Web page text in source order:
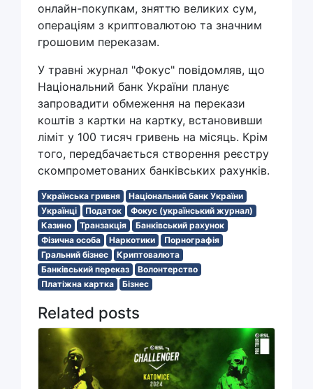
онлайн-покупкам, зняттю великих сум,
операціям з криптовалютою та значним
грошовим переказам.
У травні журнал "Фокус" повідомляв, що
Національний банк України планує
запровадити обмеження на перекази
коштів з картки на картку, встановивши
ліміт у 100 тисяч гривень на місяць. Крім
того, передбачається створення реєстру
скомпрометованих банківських рахунків.
Українська гривня
Національний банк України
Українці
Податок
Фокус (український журнал)
Казино
Транзакція
Банківський рахунок
Фізична особа
Наркотики
Порнографія
Гральний бізнес
Криптовалюта
Банківський переказ
Волонтерство
Платіжна картка
Бізнес
Related posts